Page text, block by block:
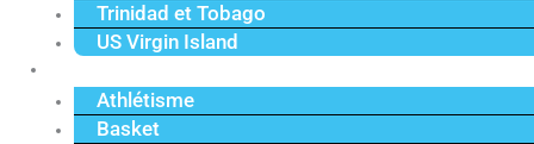
Trinidad et Tobago
US Virgin Island
Athlétisme
Basket